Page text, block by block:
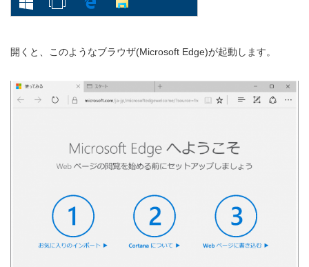
開くと、このようなブラウザ(Microsoft Edge)が起動します。